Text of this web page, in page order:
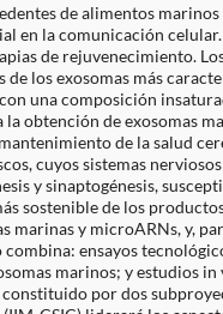
de alimentos
en la comunicación
de rejuvenecimiento.
los exosomas más
una composición
obtención de exosomas
de la salud
cuyos sistemas
y sinaptogénesis,
sostenible de los
marinas y microARNs, y,
ensayos
marinos; y estudios
por dos